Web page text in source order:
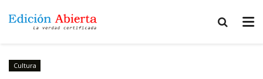
Cultura